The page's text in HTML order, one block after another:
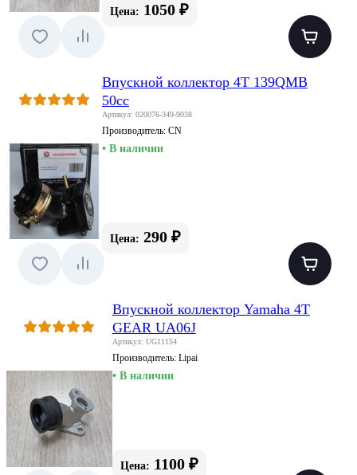
Цена: 1050 ₽
Впускной коллектор 4T 139QMB
50сс
Артикул: 020076-349-9038
Производитель: CN
• В наличии
Цена: 290 ₽
Впускной коллектор Yamaha 4T
GEAR UA06J
Артикул: UG11154
Производитель: Lipai
• В наличии
Цена: 1100 ₽